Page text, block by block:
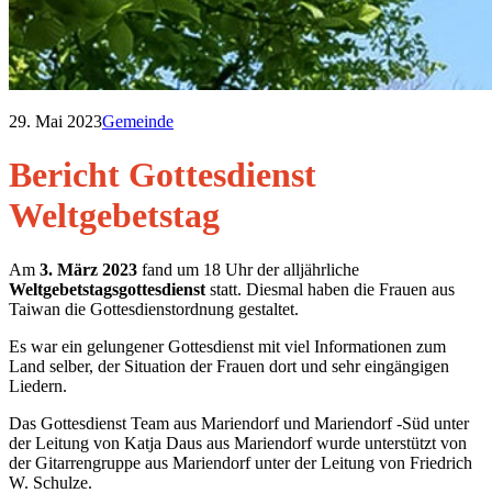
29. Mai 2023Gemeinde
Bericht Gottesdienst
Weltgebetstag
Am 3. März 2023 fand um 18 Uhr der alljährliche
Weltgebetstagsgottesdienst statt. Diesmal haben die Frauen aus
Taiwan die Gottesdienstordnung gestaltet.
Es war ein gelungener Gottesdienst mit viel Informationen zum
Land selber, der Situation der Frauen dort und sehr eingängigen
Liedern.
Das Gottesdienst Team aus Mariendorf und Mariendorf -Süd unter
der Leitung von Katja Daus aus Mariendorf wurde unterstützt von
der Gitarrengruppe aus Mariendorf unter der Leitung von Friedrich
W. Schulze.